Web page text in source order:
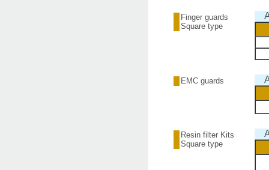
Finger guards
Square type
EMC guards
Resin filter Kits
Square type